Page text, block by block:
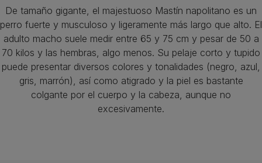
De tamaño gigante, el majestuoso Mastín napolitano es un
perro fuerte y musculoso y ligeramente más largo que alto. El
adulto macho suele medir entre 65 y 75 cm y pesar de 50 a
70 kilos y las hembras, algo menos. Su pelaje corto y tupido
puede presentar diversos colores y tonalidades (negro, azul,
gris, marrón), así como atigrado y la piel es bastante
colgante por el cuerpo y la cabeza, aunque no
excesivamente.